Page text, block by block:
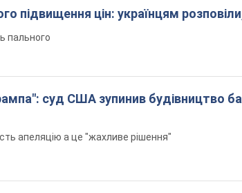
підвищення цін: українцям
пального
суд США зупинив будівництво
апеляцію а це "жахливе рішення"